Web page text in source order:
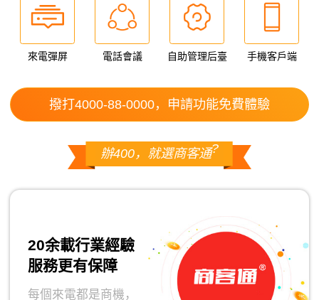
來電彈屏 電話會議 自助管理后臺 手機客戶端
撥打4000-88-0000，申請功能免費體驗
辦400，就選商客通?
20余載行業經驗
服務更有保障
每個來電都是商機，